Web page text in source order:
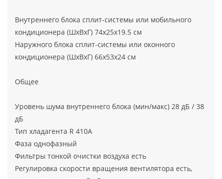
Внутреннего блока сплит-системы или мобильного
кондиционера (ШxВxГ) 74x25x19.5 см
Наружного блока сплит-системы или оконного
кондиционера (ШxВxГ) 66x53x24 см
Общее
Уровень шума внутреннего блока (мин/макс) 28 дБ / 38
дБ
Тип хладагента R 410A
Фаза однофазный
Фильтры тонкой очистки воздуха есть
Регулировка скорости вращения вентилятора есть,